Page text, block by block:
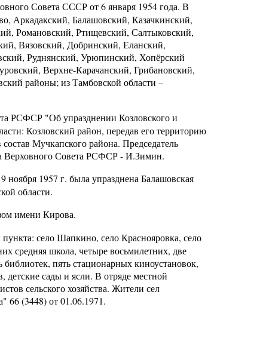
Совета СССР от 6 января 1954 года. В
Аркадакский, Балашовский, Казачкинский,
Романовский, Ртищевский, Салтыковский,
Вязовский, Добринский, Еланский,
Руднянский, Урюпинский, Хопёрский
Верхне-Карачанский, Грибановский,
районы; из Тамбовской области –
РСФСР "Об упразднении Козловского и
Козловский район, передав его территорию
Мучкапского района. Председатель
Верховного Совета РСФСР - И.Зимин.
1957 г. была упразднена Балашовская
области.
имени Кирова.
село Шапкино, село Краснояровка, село
средняя школа, четыре восьмилетних, две
пять стационарных киноустановок,
детские сады и ясли. В отряде местной
сельского хозяйства. Жители сел
66 (3448) от 01.06.1971.